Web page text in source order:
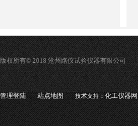
版权所有© 2018 沧州路仪试验仪器有限公司
管理登陆 站点地图 技术支持：化工仪器网